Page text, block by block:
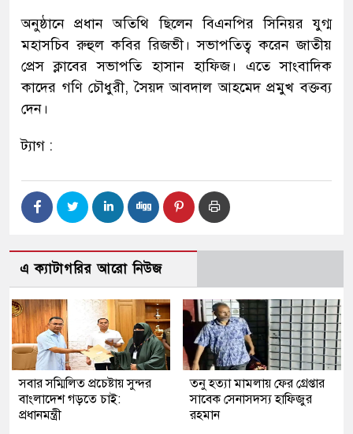
অনুষ্ঠানে প্রধান অতিথি ছিলেন বিএনপির সিনিয়র যুগ্ম
মহাসচিব রুহুল কবির রিজভী। সভাপতিত্ব করেন জাতীয়
প্রেস ক্লাবের সভাপতি হাসান হাফিজ। এতে সাংবাদিক
কাদের গণি চৌধুরী, সৈয়দ আবদাল আহমেদ প্রমুখ বক্তব্য
দেন।
ট্যাগ :
এ ক্যাটাগরির আরো নিউজ
সবার সম্মিলিত প্রচেষ্টায় সুন্দর
বাংলাদেশ গড়তে চাই:
প্রধানমন্ত্রী
তনু হত্যা মামলায় ফের গ্রেপ্তার
সাবেক সেনাসদস্য হাফিজুর
রহমান